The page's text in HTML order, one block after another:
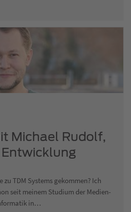
Michael Rudolf,
zu TDM Systems gekommen? Ich
seit meinem Studium der Medien-
in…